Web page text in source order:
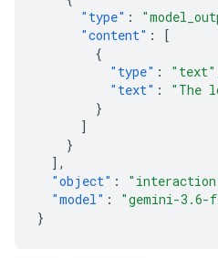
"type" :
"content" :
[
{
"type" : "text"
"text" :
"The
}
]
}
],
"object" :
"model" : "gemini-3.6-
}